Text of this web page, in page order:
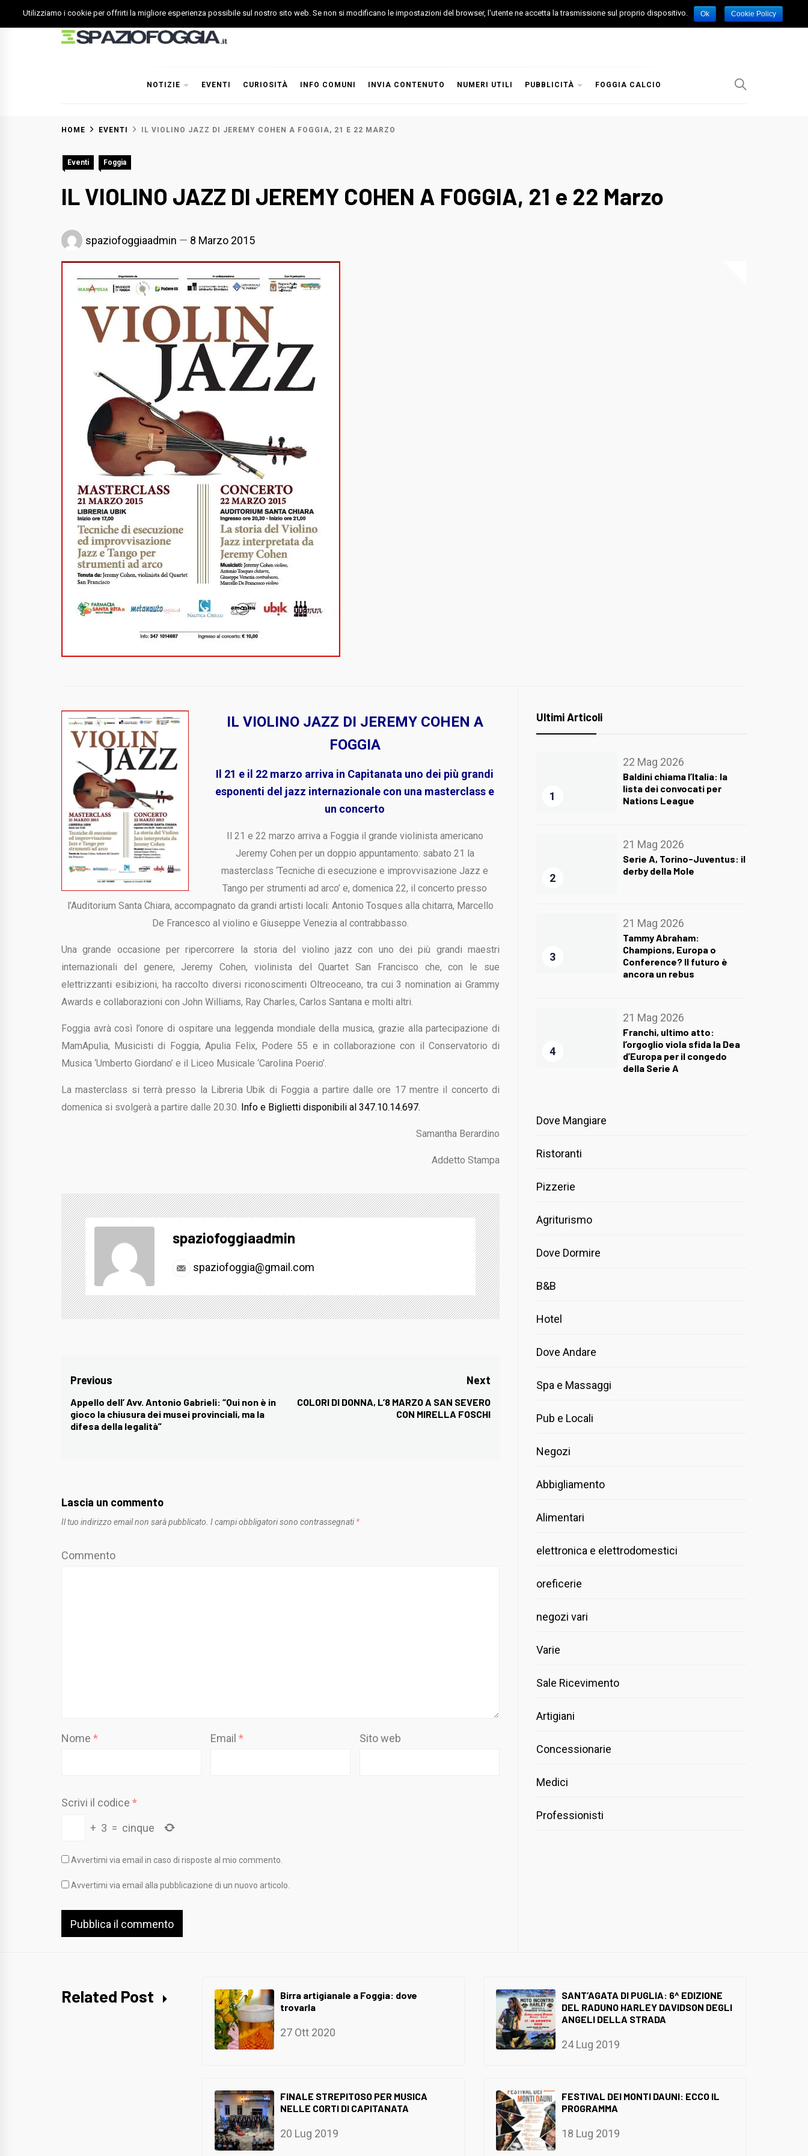
to
NOTIZIE EVENTI CURIOSITÀ INFO COMUNI INVIA CONTENUTO NUMERI UTILI PUBBLICITÀ FOGGIA CALCIO
HOME EVENTI IL VIOLINO JAZZ DI JEREMY COHEN A FOGGIA, 21 E 22 MARZO
Eventi Foggia
IL VIOLINO JAZZ DI JEREMY COHEN A FOGGIA, 21 e 22 Marzo
spaziofoggiaadmin 8 Marzo 2015
IL VIOLINO JAZZ DI JEREMY COHEN A
FOGGIA
Il 21 e il 22 marzo arriva in Capitanata uno dei più grandi
esponenti del jazz internazionale con una masterclass e
un concerto
Il 21 e 22 marzo arriva a Foggia il grande violinista americano
Jeremy Cohen per un doppio appuntamento: sabato 21 la
masterclass ‘Tecniche di esecuzione e improvvisazione Jazz e
Tango per strumenti ad arco’ e, domenica 22, il concerto presso
l’Auditorium Santa Chiara, accompagnato da grandi artisti locali: Antonio Tosques alla chitarra, Marcello
De Francesco al violino e Giuseppe Venezia al contrabbasso.
Una grande occasione per ripercorrere la storia del violino jazz con uno dei più grandi maestri
internazionali del genere, Jeremy Cohen, violinista del Quartet San Francisco che, con le sue
elettrizzanti esibizioni, ha raccolto diversi riconoscimenti Oltreoceano, tra cui 3 nomination ai Grammy
Awards e collaborazioni con John Williams, Ray Charles, Carlos Santana e molti altri.
Foggia avrà così l’onore di ospitare una leggenda mondiale della musica, grazie alla partecipazione di
MamApulia, Musicisti di Foggia, Apulia Felix, Podere 55 e in collaborazione con il Conservatorio di
Musica ‘Umberto Giordano’ e il Liceo Musicale ‘Carolina Poerio’.
La masterclass si terrà presso la Libreria Ubik di Foggia a partire dalle ore 17 mentre il concerto di
domenica si svolgerà a partire dalle 20.30. Info e Biglietti disponibili al 347.10.14.697.
Samantha Berardino
Addetto Stampa
spaziofoggiaadmin
spaziofoggia@gmail.com
Navigazione
articoli
Previous
Previous
post:
Appello dell’ Avv. Antonio Gabrieli: “Qui non è in
gioco la chiusura dei musei provinciali, ma la
difesa della legalità”
Next
Next
post:
COLORI DI DONNA, L’8 MARZO A SAN SEVERO
CON MIRELLA FOSCHI
Lascia un commento
Il tuo indirizzo email non sarà pubblicato. I campi obbligatori sono contrassegnati *
Commento
Nome * Email * Sito web
Scrivi il codice *
+ 3 = cinque
Avvertimi via email in caso di risposte al mio commento.
Avvertimi via email alla pubblicazione di un nuovo articolo.
Ultimi Articoli
1
22 Mag 2026
Baldini chiama l’Italia: la
lista dei convocati per
Nations League
2
21 Mag 2026
Serie A, Torino-Juventus: il
derby della Mole
3
21 Mag 2026
Tammy Abraham:
Champions, Europa o
Conference? Il futuro è
ancora un rebus
4
21 Mag 2026
Franchi, ultimo atto:
l’orgoglio viola sfida la Dea
d’Europa per il congedo
della Serie A
Dove Mangiare
Ristoranti
Pizzerie
Agriturismo
Dove Dormire
B&B
Hotel
Dove Andare
Spa e Massaggi
Pub e Locali
Negozi
Abbigliamento
Alimentari
elettronica e elettrodomestici
oreficerie
negozi vari
Varie
Sale Ricevimento
Artigiani
Concessionarie
Medici
Professionisti
Related Post
Birra artigianale a Foggia: dove
trovarla
27 Ott 2020
SANT’AGATA DI PUGLIA: 6^ EDIZIONE
DEL RADUNO HARLEY DAVIDSON DEGLI
ANGELI DELLA STRADA
24 Lug 2019
FINALE STREPITOSO PER MUSICA
NELLE CORTI DI CAPITANATA
20 Lug 2019
FESTIVAL DEI MONTI DAUNI: ECCO IL
PROGRAMMA
18 Lug 2019
Utilizziamo i cookie per offrirti la migliore esperienza possibile sul nostro sito web. Se non si modificano le impostazioni del browser, l'utente ne accetta la trasmissione sul proprio dispositivo. Ok Cookie Policy